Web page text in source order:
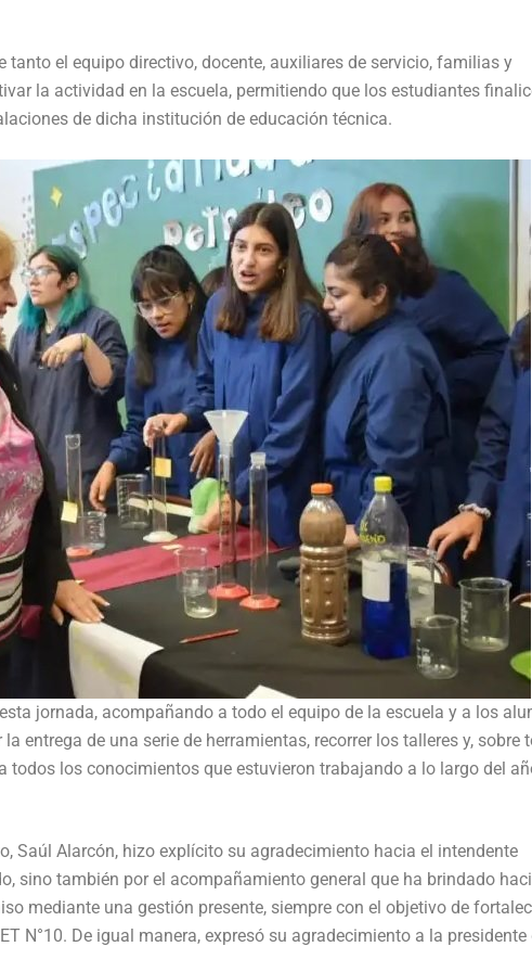
tanto el equipo directivo, docente, auxiliares de servicio, familias y
la actividad en la escuela, permitiendo que los estudiantes
de dicha institución de educación técnica.
jornada, acompañando a todo el equipo de la escuela y a los
entrega de una serie de herramientas, recorrer los talleres y, sobre
todos los conocimientos que estuvieron trabajando a lo largo del
Saúl Alarcón, hizo explícito su agradecimiento hacia el intendente
sino también por el acompañamiento general que ha brindado
mediante una gestión presente, siempre con el objetivo de
N°10. De igual manera, expresó su agradecimiento a la presidente